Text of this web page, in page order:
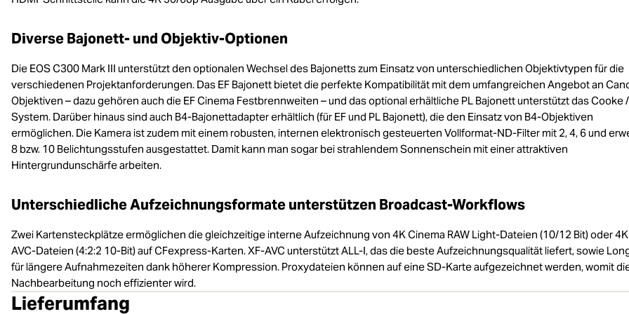
Diverse Bajonett- und Objektiv-Optionen
Die EOS C300 Mark III unterstützt den optionalen Wechsel des Bajonetts zum Einsatz von unterschiedlichen Objektivtypen für die
verschiedenen Projektanforderungen. Das EF Bajonett bietet die perfekte Kompatibilität mit dem umfangreichen Angebot an
Objektiven – dazu gehören auch die EF Cinema Festbrennweiten – und das optional erhältliche PL Bajonett unterstützt das Cooke
System. Darüber hinaus sind auch B4-Bajonettadapter erhältlich (für EF und PL Bajonett), die den Einsatz von B4-Objektiven
ermöglichen. Die Kamera ist zudem mit einem robusten, internen elektronisch gesteuerten Vollformat-ND-Filter mit 2, 4, 6 und
8 bzw. 10 Belichtungsstufen ausgestattet. Damit kann man sogar bei strahlendem Sonnenschein mit einer attraktiven
Hintergrundunschärfe arbeiten.
Unterschiedliche Aufzeichnungsformate unterstützen Broadcast-Workflows
Zwei Kartensteckplätze ermöglichen die gleichzeitige interne Aufzeichnung von 4K Cinema RAW Light-Dateien (10/12 Bit) oder
AVC-Dateien (4:2:2 10-Bit) auf CFexpress-Karten. XF-AVC unterstützt ALL-I, das die beste Aufzeichnungsqualität liefert, sowie
für längere Aufnahmezeiten dank höherer Kompression. Proxydateien können auf eine SD-Karte aufgezeichnet werden, womit
Nachbearbeitung noch effizienter wird.
Lieferumfang